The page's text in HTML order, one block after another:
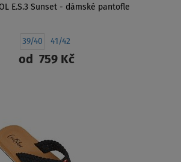
E.S.3 Sunset - dámské pantofle
39/40 41/42
od 759 Kč